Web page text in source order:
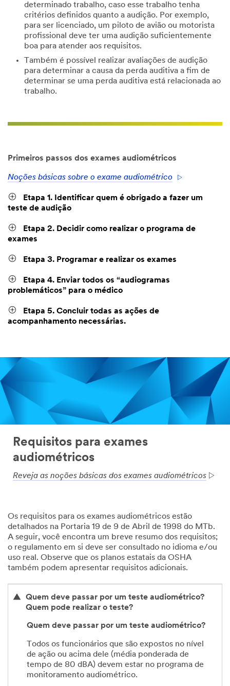
determinado trabalho, caso esse trabalho tenha
critérios definidos quanto a audição. Por exemplo,
para ser licenciado, um piloto de avião ou motorista
profissional deve ter uma audição suficientemente
boa para atender aos requisitos.
Também é possível realizar avaliações de audição
para determinar a causa da perda auditiva a fim de
determinar se uma perda auditiva está relacionada ao
trabalho.
Primeiros passos dos exames audiométricos
Noções básicas sobre o exame audiométrico
Etapa 1. Identificar quem é obrigado a fazer um
teste de audição
Etapa 2. Decidir como realizar o programa de
exames
Etapa 3. Programar e realizar os exames
Etapa 4. Enviar todos os “audiogramas
problemáticos” para o médico
Etapa 5. Concluir todas as ações de
acompanhamento necessárias.
Requisitos para exames
audiométricos
Reveja as noções básicas dos exames audiométricos
Os requisitos para os exames audiométricos estão
detalhados na Portaria 19 de 9 de Abril de 1998 do MTb.
A seguir, você encontra um breve resumo dos requisitos;
o regulamento em si deve ser consultado no idioma e/ou
uso real. Observe que os planos estatais da OSHA
também podem apresentar requisitos adicionais.
Quem deve passar por um teste audiométrico?
Quem pode realizar o teste?
Quem deve passar por um teste audiométrico?
Todos os funcionários que são expostos no nível
de ação ou acima dele (média ponderada de
tempo de 80 dBA) devem estar no programa de
monitoramento audiométrico.